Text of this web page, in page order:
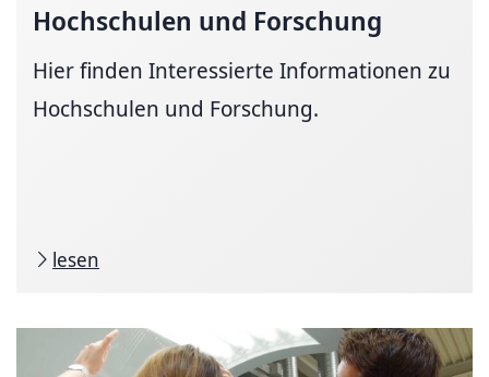
Hochschulen und Forschung
Hier finden Interessierte Informationen zu
Hochschulen und Forschung.
lesen